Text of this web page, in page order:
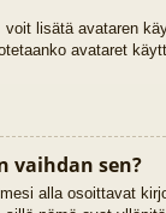
voit lisätä avataren
avataret
vaihdan sen?
alla osoittavat